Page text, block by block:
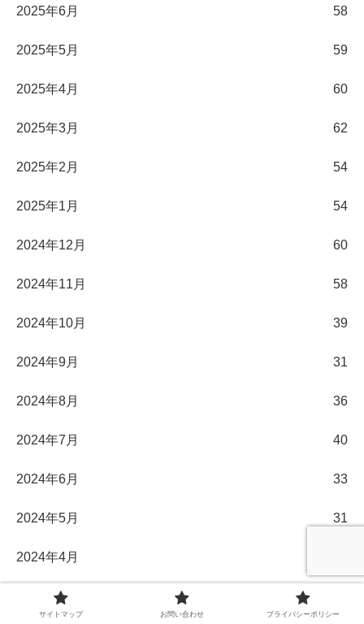
2025年6月 58
2025年5月 59
2025年4月 60
2025年3月 62
2025年2月 54
2025年1月 54
2024年12月 60
2024年11月 58
2024年10月 39
2024年9月 31
2024年8月 36
2024年7月 40
2024年6月 33
2024年5月 31
2024年4月
2024年3月
サイトマップ お問い合わせ プライバシーポリシー